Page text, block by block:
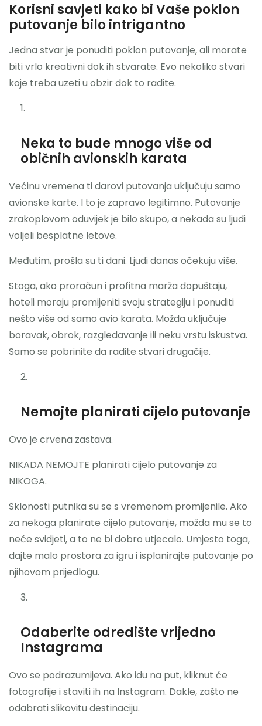
Korisni savjeti kako bi Vaše poklon
putovanje bilo intrigantno
Jedna stvar je ponuditi poklon putovanje, ali morate
biti vrlo kreativni dok ih stvarate. Evo nekoliko stvari
koje treba uzeti u obzir dok to radite.
Neka to bude mnogo više od
običnih avionskih karata
Većinu vremena ti darovi putovanja uključuju samo
avionske karte. I to je zapravo legitimno. Putovanje
zrakoplovom oduvijek je bilo skupo, a nekada su ljudi
voljeli besplatne letove.
Međutim, prošla su ti dani. Ljudi danas očekuju više.
Stoga, ako proračun i profitna marža dopuštaju,
hoteli moraju promijeniti svoju strategiju i ponuditi
nešto više od samo avio karata. Možda uključuje
boravak, obrok, razgledavanje ili neku vrstu iskustva.
Samo se pobrinite da radite stvari drugačije.
Nemojte planirati cijelo putovanje
Ovo je crvena zastava.
NIKADA NEMOJTE planirati cijelo putovanje za
NIKOGA.
Sklonosti putnika su se s vremenom promijenile. Ako
za nekoga planirate cijelo putovanje, možda mu se to
neće svidjeti, a to ne bi dobro utjecalo. Umjesto toga,
dajte malo prostora za igru ​​i isplanirajte putovanje po
njihovom prijedlogu.
Odaberite odredište vrijedno
Instagrama
Ovo se podrazumijeva. Ako idu na put, kliknut će
fotografije i staviti ih na Instagram. Dakle, zašto ne
odabrati slikovitu destinaciju.